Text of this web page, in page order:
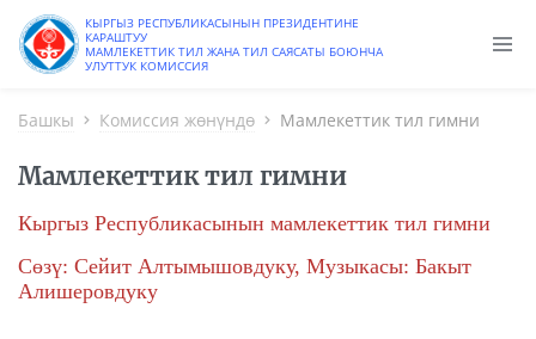
КЫРГЫЗ РЕСПУБЛИКАСЫНЫН ПРЕЗИДЕНТИНЕ
КАРАШТУУ
МАМЛЕКЕТТИК ТИЛ ЖАНА ТИЛ САЯСАТЫ БОЮНЧА
УЛУТТУК КОМИССИЯ
Башкы Комиссия жөнүндө Мамлекеттик тил гимни
Мамлекеттик тил гимни
Кыргыз Республикасынын мамлекеттик тил гимни
Сөзү: Сейит Алтымышовдуку, Музыкасы: Бакыт
Алишеровдуку